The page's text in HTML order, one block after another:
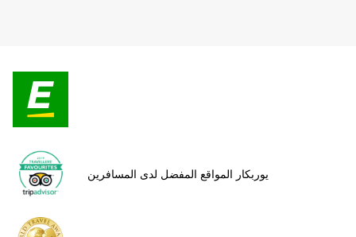
يوربكار المواقع المفضل لدى المسافرين